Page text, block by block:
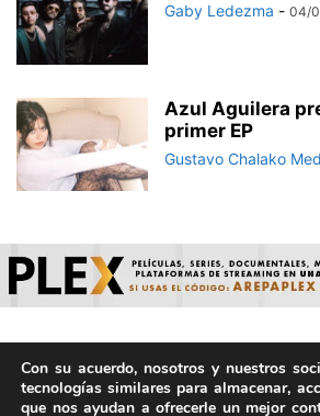
Gaby Ledezma - 04/
Azul Aguilera
primer EP
Gustavo Chalako
© ArepaVolatil.Com 2021-2025 - Hecho
IA. | Todos los derechos
Con su acuerdo, nosotros y nuestros
tecnologías similares para almacenar,
que nos ayudan a ofrecerle un mejor